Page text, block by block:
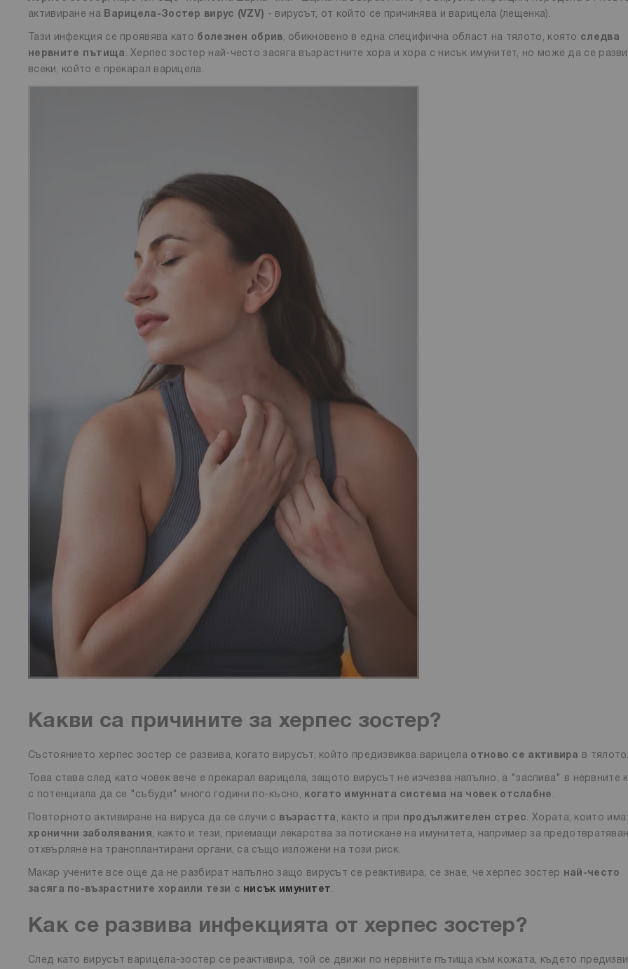
активиране на
Варицела-Зостер вирус (VZV) - вирусът, от който се причинява и варицела (лещенка).
Тази инфекция се проявява като болезнен обрив , обикновено в една специфична област на тялото, която следва
нервните пътища
. Херпес зостер най-често засяга възрастните хора и хора с нисък имунитет, но може да се
всеки, който е прекарал варицела.
Какви са причините за херпес зостер?
Състоянието херпес зостер се развива, когато вирусът, който предизвиква варицела отново се активира в тялото.
Това става след като човек вече е прекарал варицела, защото вирусът не изчезва напълно, а "заспива" в нервните
с потенциала да се "събуди" много години по-късно, когато имунната система на човек отслабне
Повторното активиране на вируса да се случи с възрастта , както и при продължителен стрес
. Хората, които
хронични заболявания , както и тези, приемащи лекарства за потискане на имунитета, например за
отхвърляне на трансплантирани органи, са също изложени на този риск.
Макар учените все още да не разбират напълно защо вирусът се реактивира, се знае, че херпес зостер най-често
засяга по-възрастните хораили тези с нисък имунитет
Как се развива инфекцията от херпес зостер?
След като вирусът варицела-зостер се реактивира, той се движи по нервните пътища към кожата, където